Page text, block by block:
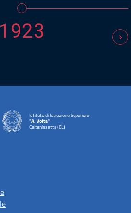
1923
Istituto di Istruzione Superiore
"A. Volta"
Caltanissetta (CL)